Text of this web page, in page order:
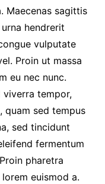
Maecenas sagittis
hendrerit
vulputate
Proin ut massa
eu nec nunc.
viverra tempor,
quam sed tempus
sed tincidunt
fermentum
pharetra
euismod a.